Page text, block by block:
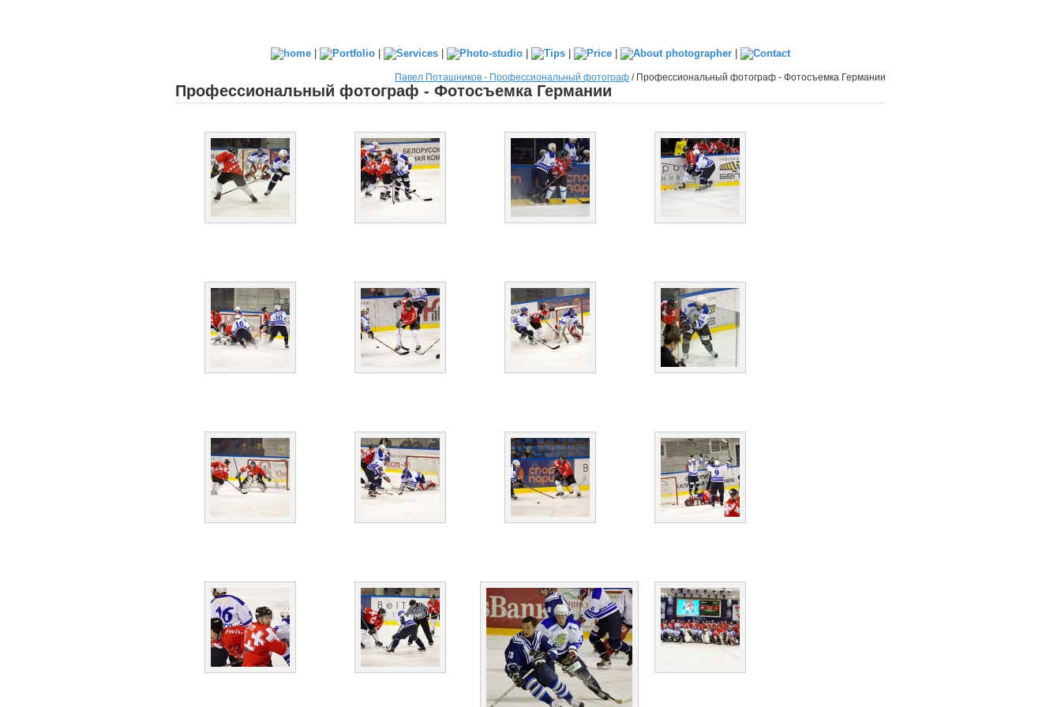
| | | | | | |
Павел Поташников - Профессиональный фотограф / Профессиональный фотограф - Фотосъемка Германии
Профессиональный фотограф - Фотосъемка Германии